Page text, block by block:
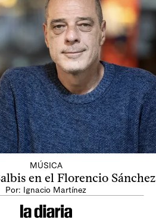
MÚSICA
en el Florencio Sánchez
Por: Ignacio Martínez